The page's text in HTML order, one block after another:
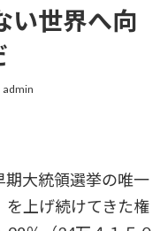
い世界へ向
admin
大統領選挙の唯一
を上げ続けてきた権